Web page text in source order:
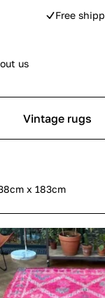
Free
us
Vintage rugs
Pip
x 183cm